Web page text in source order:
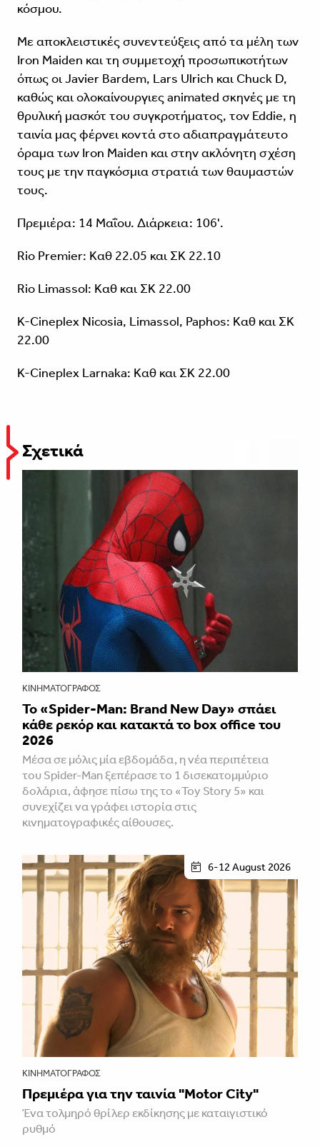
κόσμου.
Με αποκλειστικές συνεντεύξεις από τα μέλη των
Iron Maiden και τη συμμετοχή προσωπικοτήτων
όπως οι Javier Bardem, Lars Ulrich και Chuck D,
καθώς και ολοκαίνουργιες animated σκηνές με τη
θρυλική μασκότ του συγκροτήματος, τον Eddie, η
ταινία μας φέρνει κοντά στο αδιαπραγμάτευτο
όραμα των Iron Maiden και στην ακλόνητη σχέση
τους με την παγκόσμια στρατιά των θαυμαστών
τους.
Πρεμιέρα: 14 Μαΐου. Διάρκεια: 106'.
Rio Premier: Καθ 22.05 και ΣΚ 22.10
Rio Limassol: Καθ και ΣΚ 22.00
K-Cineplex Nicosia, Limassol, Paphos: Καθ και ΣΚ
22.00
K-Cineplex Larnaka: Καθ και ΣΚ 22.00
Σχετικά
ΚΙΝΗΜΑΤΟΓΡΆΦΟΣ
Το «Spider-Man: Brand New Day» σπάει
κάθε ρεκόρ και κατακτά το box office του
2026
Μέσα σε μόλις μία εβδομάδα, η νέα περιπέτεια
του Spider-Man ξεπέρασε το 1 δισεκατομμύριο
δολάρια, άφησε πίσω της το «Toy Story 5» και
συνεχίζει να γράφει ιστορία στις
κινηματογραφικές αίθουσες.
6-12 August 2026
ΚΙΝΗΜΑΤΟΓΡΆΦΟΣ
Πρεμιέρα για την ταινία "Motor City"
Ένα τολμηρό θρίλερ εκδίκησης με καταιγιστικό
ρυθμό